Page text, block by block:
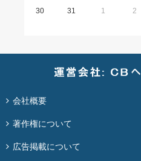
30 31 1 2
会社概要
著作権について
広告掲載について